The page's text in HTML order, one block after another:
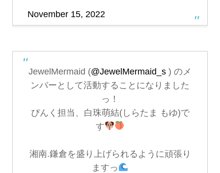
November 15, 2022
JewelMermaid (@JewelMermaid_s ) のメ
ンバーとして活動することになりました
っ！
ぴんく担当、白珠萌結(しらたま もゆ)で
す
湘南.鎌倉を盛り上げられるように頑張り
ますっ